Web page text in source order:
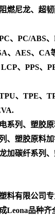
燃尼龙、超
、PC/ABS、
、AES、CA
、PPS、
、TPE、
系列、塑胶
、塑胶原料加
加碳纤系列
料有限公司
Leona品种齐